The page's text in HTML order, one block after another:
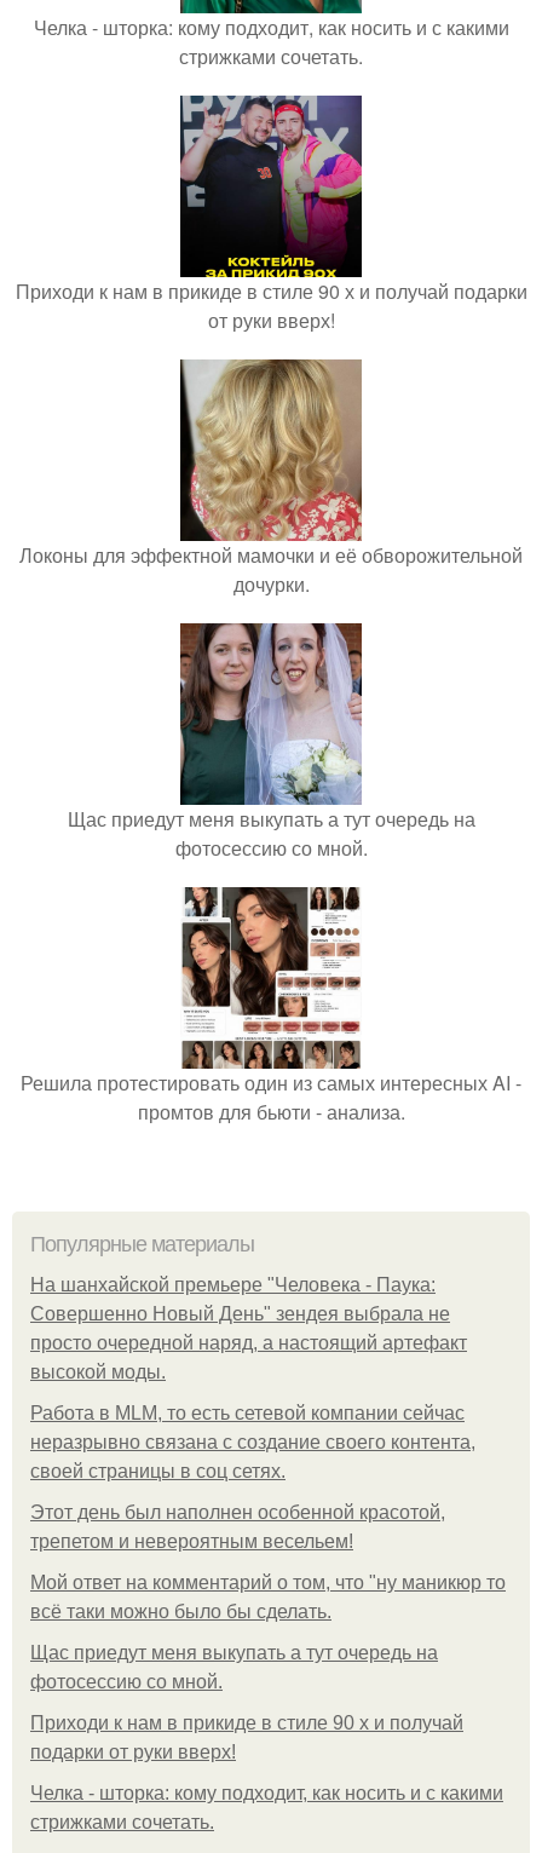
Челка - шторка: кому подходит, как носить и с какими
стрижками сочетать.
Приходи к нам в прикиде в стиле 90 х и получай подарки
от руки вверх!
Локоны для эффектной мамочки и её обворожительной
дочурки.
Щас приедут меня выкупать а тут очередь на
фотосессию со мной.
Решила протестировать один из самых интересных AI -
промтов для бьюти - анализа.
Популярные материалы
На шанхайской премьере "Человека - Паука:
Совершенно Новый День" зендея выбрала не
просто очередной наряд, а настоящий артефакт
высокой моды.
Работа в MLM, то есть сетевой компании сейчас
неразрывно связана с создание своего контента,
своей страницы в соц сетях.
Этот день был наполнен особенной красотой,
трепетом и невероятным весельем!
Мой ответ на комментарий о том, что "ну маникюр то
всё таки можно было бы сделать.
Щас приедут меня выкупать а тут очередь на
фотосессию со мной.
Приходи к нам в прикиде в стиле 90 х и получай
подарки от руки вверх!
Челка - шторка: кому подходит, как носить и с какими
стрижками сочетать.